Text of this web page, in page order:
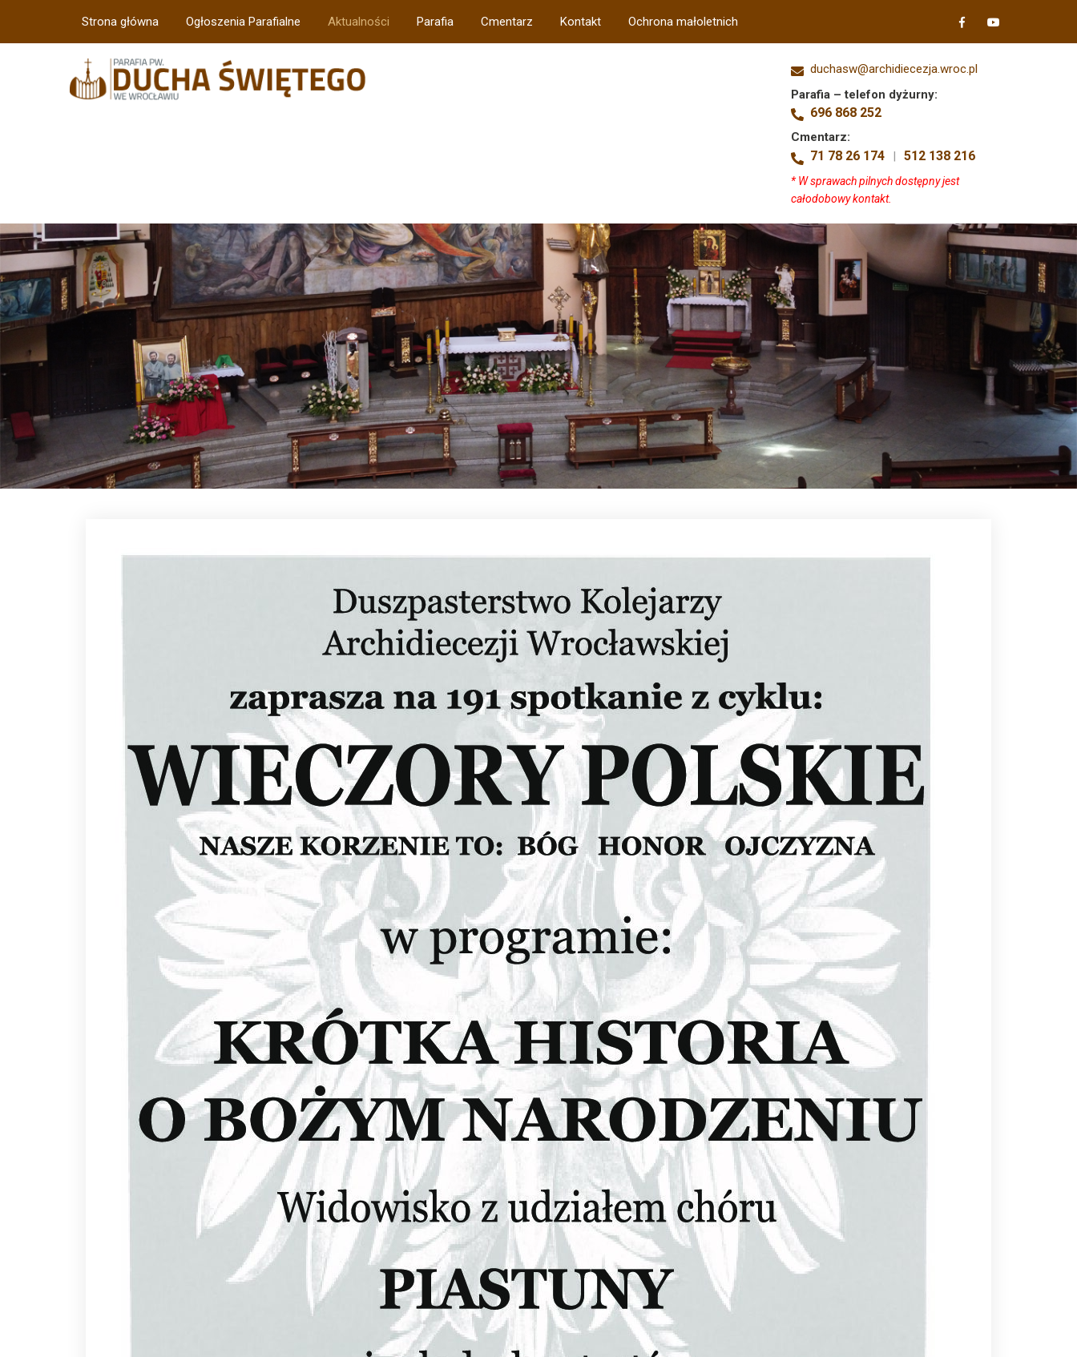
Strona główna Ogłoszenia Parafialne Aktualności Parafia Cmentarz Kontakt Ochrona małoletnich
duchasw@archidiecezja.wroc.pl
Parafia – telefon dyżurny:
696 868 252
Cmentarz:
71 78 26 174 | 512 138 216
* W sprawach pilnych dostępny jest
całodobowy kontakt.